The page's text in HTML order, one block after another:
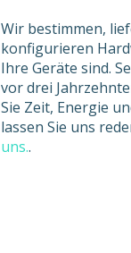
Wir bestimmen,
konfigurieren
Ihre Geräte sind.
vor drei
Sie Zeit, Energie
lassen Sie uns
uns..